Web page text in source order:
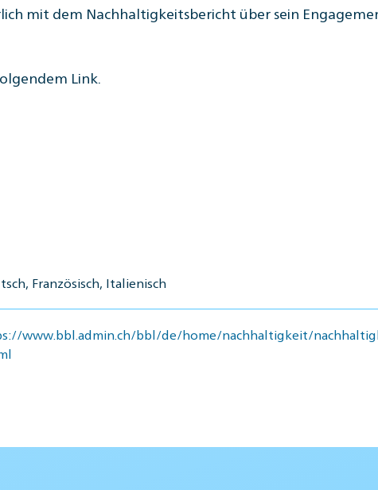
mit dem Nachhaltigkeitsbericht über sein
Link.
Französisch, Italienisch
www.bbl.admin.ch/bbl/de/home/nachhaltigkeit/